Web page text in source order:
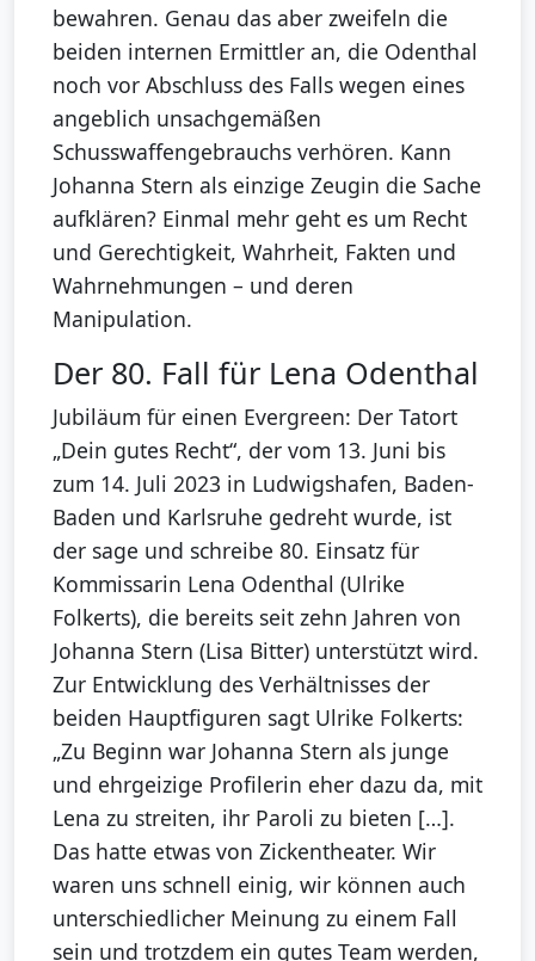
bewahren. Genau das aber zweifeln die
beiden internen Ermittler an, die Odenthal
noch vor Abschluss des Falls wegen eines
angeblich unsachgemäßen
Schusswaffengebrauchs verhören. Kann
Johanna Stern als einzige Zeugin die Sache
aufklären? Einmal mehr geht es um Recht
und Gerechtigkeit, Wahrheit, Fakten und
Wahrnehmungen – und deren
Manipulation.
Der 80. Fall für Lena Odenthal
Jubiläum für einen Evergreen: Der Tatort
„Dein gutes Recht“, der vom 13. Juni bis
zum 14. Juli 2023 in Ludwigshafen, Baden-
Baden und Karlsruhe gedreht wurde, ist
der sage und schreibe 80. Einsatz für
Kommissarin Lena Odenthal (Ulrike
Folkerts), die bereits seit zehn Jahren von
Johanna Stern (Lisa Bitter) unterstützt wird.
Zur Entwicklung des Verhältnisses der
beiden Hauptfiguren sagt Ulrike Folkerts:
„Zu Beginn war Johanna Stern als junge
und ehrgeizige Profilerin eher dazu da, mit
Lena zu streiten, ihr Paroli zu bieten […].
Das hatte etwas von Zickentheater. Wir
waren uns schnell einig, wir können auch
unterschiedlicher Meinung zu einem Fall
sein und trotzdem ein gutes Team werden,